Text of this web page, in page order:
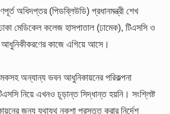
অধিদপ্তর (পিডব্লিউডি) প্রধানমন্ত্রী শেখ
ঢাকা মেডিকেল কলেজ হাসপাতাল (ঢামেক), টিএসসি ও
আধুনিকীকরণের কাজে এগিয়ে আসে।
অন্যান্য ভবন আধুনিকায়নের পরিকল্পনা
নিয়ে এখনও চূড়ান্ত সিদ্ধান্ত হয়নি। সংশ্লিষ্ট
জন্য যথাযথ নকশা প্রস্তুত করার নির্দেশ